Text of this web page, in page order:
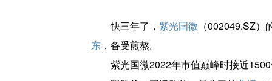
快三年了， 紫光国微 （002049.SZ
东 ，备受煎熬。
紫光国微2022年市值巅峰时接近